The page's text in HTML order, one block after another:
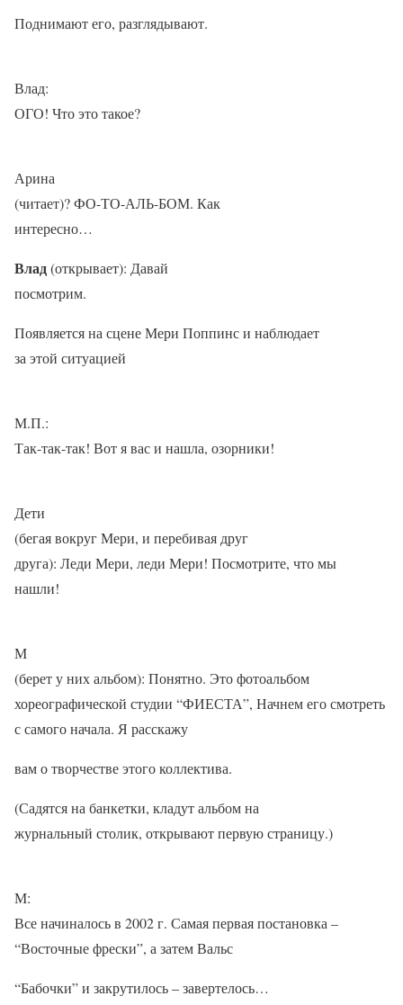
Поднимают его, разглядывают.
Влад:
ОГО! Что это такое?
Арина
(читает)? ФО-ТО-АЛЬ-БОМ. Как
интересно…
Влад(открывает): Давай
посмотрим.
Появляется на сцене Мери Поппинс и наблюдает
за этой ситуацией
М.П.:
Так-так-так! Вот я вас и нашла, озорники!
Дети
(бегая вокруг Мери, и перебивая друг
друга): Леди Мери, леди Мери! Посмотрите, что мы
нашли!
М
(берет у них альбом): Понятно. Это фотоальбом
хореографической студии “ФИЕСТА”, Начнем его смотреть
с самого начала. Я расскажу
вам о творчестве этого коллектива.
(Садятся на банкетки, кладут альбом на
журнальный столик, открывают первую страницу.)
М:
Все начиналось в 2002 г. Самая первая постановка –
“Восточные фрески”, а затем Вальс
“Бабочки” и закрутилось – завертелось…